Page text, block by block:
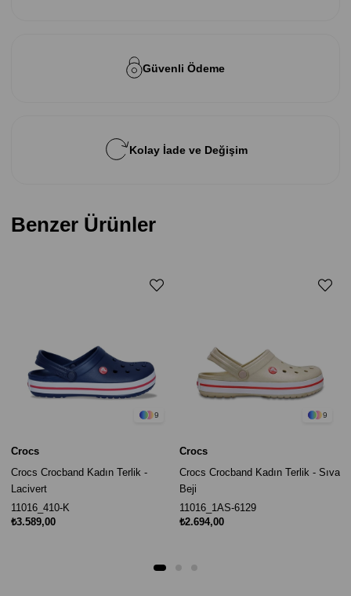
Güvenli Ödeme
Kolay İade ve Değişim
Benzer Ürünler
9
Crocs
Crocs Crocband Kadın Terlik -
Lacivert
11016_410-K
₺3.589,00
9
Crocs
Crocs Crocband Kadın Terlik - Sıva
Beji
11016_1AS-6129
₺2.694,00